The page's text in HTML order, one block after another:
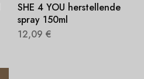
SHE 4 YOU herstellende
spray 150ml
12,09 €